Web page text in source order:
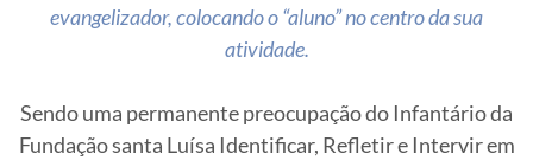
evangelizador,colocando o “aluno” no centro da sua
atividade.
Sendo uma permanente preocupação do Infantário da
Fundação santa Luísa Identificar, Refletir e Intervir em